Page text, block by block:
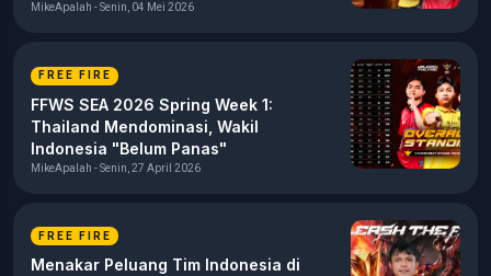
MikeApalah - Senin, 04 Mei 2026
FREE FIRE
FFWS SEA 2026 Spring Week 1:
Thailand Mendominasi, Wakil
Indonesia "Belum Panas"
MikeApalah - Senin, 27 April 2026
FREE FIRE
Menakar Peluang Tim Indonesia di